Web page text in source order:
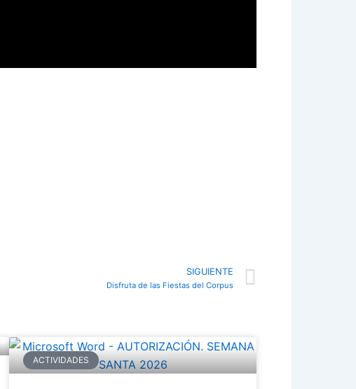
SIGUIENTE
Disfruta de las Fiestas del Corpus
ACTIVIDADES